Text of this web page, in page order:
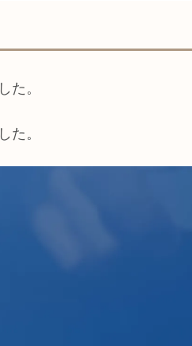
た。
た。